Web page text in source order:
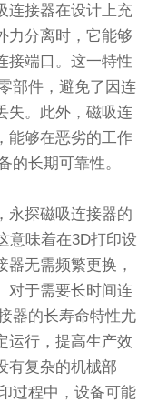
连接器在设计上充
力分离时，它能够
接端口。这一特性
部件，避免了因连
失。此外，磁吸连
能够在恶劣的工作
的长期可靠性。
永探磁吸连接器的
意味着在3D打印设
无需频繁更换，
对于需要长时间连
器的长寿命特性尤
运行，提高生产效
有复杂的机械部
过程中，设备可能